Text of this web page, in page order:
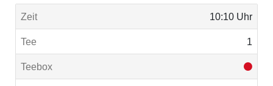
10:10 Uhr
1